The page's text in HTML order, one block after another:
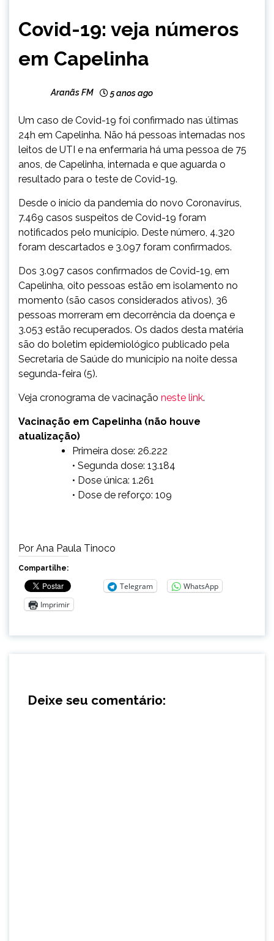
NOTÍCIAS
Covid-19: veja números
em Capelinha
Aranãs FM 5 anos ago
Um caso de Covid-19 foi confirmado nas últimas
24h em Capelinha. Não há pessoas internadas nos
leitos de UTI e na enfermaria há uma pessoa de 75
anos, de Capelinha, internada e que aguarda o
resultado para o teste de Covid-19.
Desde o início da pandemia do novo Coronavírus,
7.469 casos suspeitos de Covid-19 foram
notificados pelo município. Deste número, 4.320
foram descartados e 3.097 foram confirmados.
Dos 3.097 casos confirmados de Covid-19, em
Capelinha, oito pessoas estão em isolamento no
momento (são casos considerados ativos), 36
pessoas morreram em decorrência da doença e
3.053 estão recuperados. Os dados desta matéria
são do boletim epidemiológico publicado pela
Secretaria de Saúde do município na noite dessa
segunda-feira (5).
Veja cronograma de vacinação neste link.
Vacinação em Capelinha (não houve
atualização)
Primeira dose: 26.222
• Segunda dose: 13.184
• Dose única: 1.261
• Dose de reforço: 109
Por Ana Paula Tinoco
Compartilhe:
Telegram
WhatsApp
Imprimir
Deixe seu comentário: